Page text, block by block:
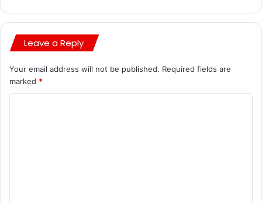
Leave a Reply
Your email address will not be published. Required fields are
marked *